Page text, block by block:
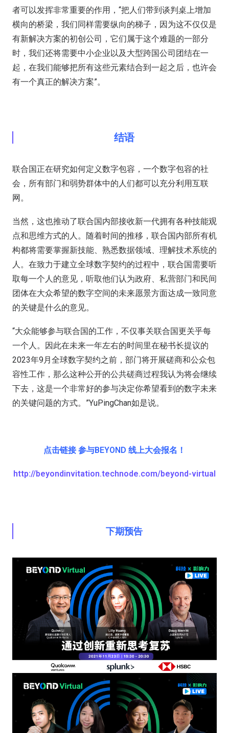
者可以发挥非常重要的作用，“把人们带到谈判桌上增加
横向的桥梁，我们同样需要纵向的梯子，因为这不仅仅是
有新解决方案的初创公司，它们属于这个难题的一部分
时，我们还将需要中小企业以及大型跨国公司团结在一
起，在我们能够把所有这些元素结合到一起之后，也许会
有一个真正的解决方案”。
结语
联合国正在研究如何定义数字包容，一个数字包容的社
会，所有部门和弱势群体中的人们都可以充分利用互联
网。
当然，这也推动了联合国内部接收新一代拥有各种技能观
点和思维方式的人。随着时间的推移，联合国内部所有机
构都将需要掌握新技能、熟悉数据领域、理解技术系统的
人。在致力于建立全球数字契约的过程中，联合国需要听
取每一个人的意见，听取他们认为政府、私营部门和民间
团体在大众希望的数字空间的未来愿景方面达成一致同意
的关键是什么的意见。
“大众能够参与联合国的工作，不仅事关联合国更关乎每
一个人。因此在未来一年左右的时间里在秘书长提议的
2023年9月全球数字契约之前，部门将开展磋商和公众包
容性工作，那么这种公开的公共磋商过程我认为将会继续
下去，这是一个非常好的参与决定你希望看到的数字未来
的关键问题的方式。”YuPingChan如是说。
点击链接 参与BEYOND 线上大会报名！
http://beyondinvitation.technode.com/beyond-virtual
下期预告